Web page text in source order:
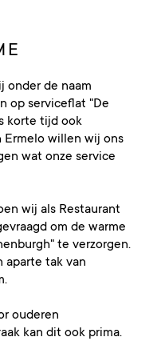
onder de naam
op serviceflat "De
korte tijd ook
Ermelo willen wij ons
wat onze service
wij als Restaurant
om de warme
te verzorgen.
aparte tak van
ouderen
kan dit ook prima.